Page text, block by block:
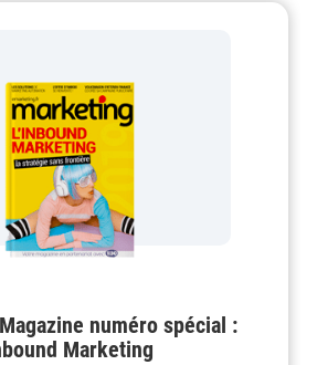
numéro spécial :
Marketing